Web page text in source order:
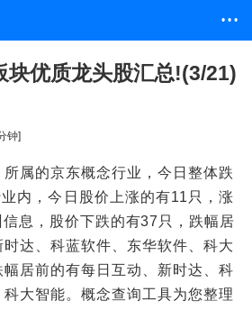
• • •
块优质龙头股汇总!(3/21)
钟]
的京东概念行业，今日整体跌
内，今日股价上涨的有11只，涨
息，股价下跌的有37只，跌幅居
达、科蓝软件、东华软件、科大
居前的有每日互动、新时达、科
大智能。概念查询工具为您整理